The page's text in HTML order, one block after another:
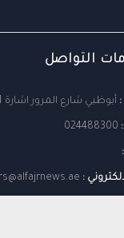
التواصل
: أبوظبي شارع المرور اشارة 21
024488300
: